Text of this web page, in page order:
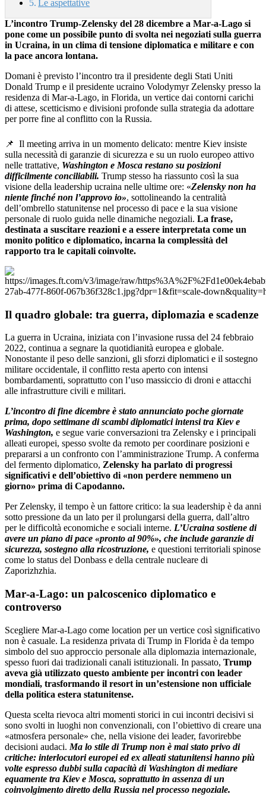
Le aspettative
L’incontro Trump‑Zelensky del 28 dicembre a Mar‑a‑Lago si
pone come un possibile punto di svolta nei negoziati sulla guerra
in Ucraina, in un clima di tensione diplomatica e militare e con
la pace ancora lontana.
Domani è previsto l’incontro tra il presidente degli Stati Uniti
Donald Trump e il presidente ucraino Volodymyr Zelensky presso la
residenza di Mar‑a‑Lago, in Florida, un vertice dai contorni carichi
di attese, scetticismo e divisioni profonde sulla strategia da adottare
per porre fine al conflitto con la Russia.
📌 Il meeting arriva in un momento delicato: mentre Kiev insiste
sulla necessità di garanzie di sicurezza e su un ruolo europeo attivo
nelle trattative, Washington e Mosca restano su posizioni
difficilmente conciliabili. Trump stesso ha riassunto così la sua
visione della leadership ucraina nelle ultime ore: «Zelensky non ha
niente finché non l’approvo io», sottolineando la centralità
dell’ombrello statunitense nel processo di pace e la sua visione
personale di ruolo guida nelle dinamiche negoziali. La frase,
destinata a suscitare reazioni e a essere interpretata come un
monito politico e diplomatico, incarna la complessità del
rapporto tra le capitali coinvolte.
Il quadro globale: tra guerra, diplomazia e scadenze
La guerra in Ucraina, iniziata con l’invasione russa del 24 febbraio
2022, continua a segnare la quotidianità europea e globale.
Nonostante il peso delle sanzioni, gli sforzi diplomatici e il sostegno
militare occidentale, il conflitto resta aperto con intensi
bombardamenti, soprattutto con l’uso massiccio di droni e attacchi
alle infrastrutture civili e militari.
L’incontro di fine dicembre è stato annunciato poche giornate
prima, dopo settimane di scambi diplomatici intensi tra Kiev e
Washington, e segue varie conversazioni tra Zelensky e i principali
alleati europei, spesso svolte da remoto per coordinare posizioni e
prepararsi a un confronto con l’amministrazione Trump. A conferma
del fermento diplomatico, Zelensky ha parlato di progressi
significativi e dell’obiettivo di «non perdere nemmeno un
giorno» prima di Capodanno.
Per Zelensky, il tempo è un fattore critico: la sua leadership è da anni
sotto pressione da un lato per il prolungarsi della guerra, dall’altro
per le difficoltà economiche e sociali interne. L’Ucraina sostiene di
avere un piano di pace «pronto al 90%», che include garanzie di
sicurezza, sostegno alla ricostruzione, e questioni territoriali spinose
come lo status del Donbass e della centrale nucleare di
Zaporizhzhia.
Mar‑a‑Lago: un palcoscenico diplomatico e
controverso
Scegliere Mar‑a‑Lago come location per un vertice così significativo
non è casuale. La residenza privata di Trump in Florida è da tempo
simbolo del suo approccio personale alla diplomazia internazionale,
spesso fuori dai tradizionali canali istituzionali. In passato, Trump
aveva già utilizzato questo ambiente per incontri con leader
mondiali, trasformando il resort in un’estensione non ufficiale
della politica estera statunitense.
Questa scelta rievoca altri momenti storici in cui incontri decisivi si
sono svolti in luoghi non convenzionali, con l’obiettivo di creare una
«atmosfera personale» che, nella visione dei leader, favorirebbe
decisioni audaci. Ma lo stile di Trump non è mai stato privo di
critiche: interlocutori europei ed ex alleati statunitensi hanno più
volte espresso dubbi sulla capacità di Washington di mediare
equamente tra Kiev e Mosca, soprattutto in assenza di un
coinvolgimento diretto della Russia nel processo negoziale.